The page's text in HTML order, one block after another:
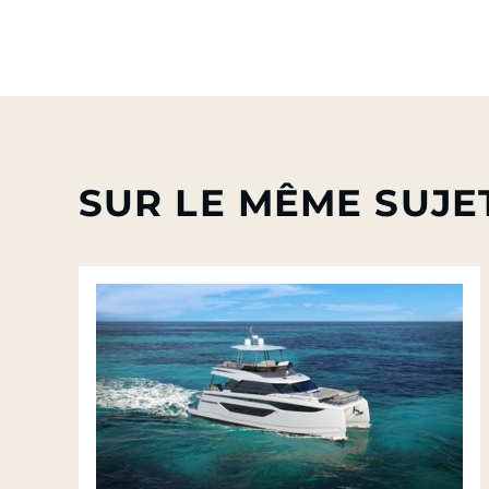
SUR LE MÊME